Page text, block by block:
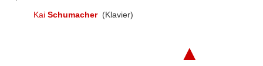
Kai Schumacher (Klavier)
▲